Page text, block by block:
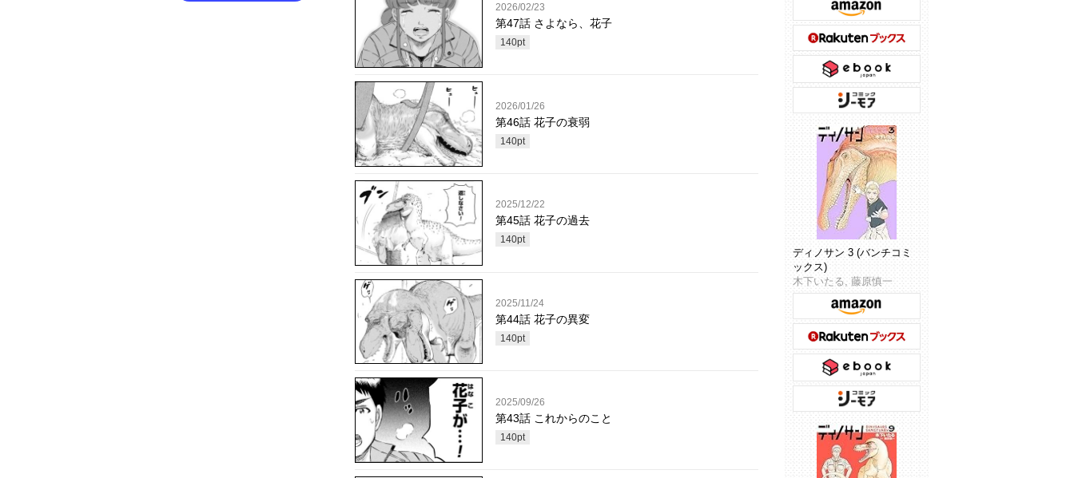
2026/02/23
第47話 さよなら、花子
140pt
2026/01/26
第46話 花子の衰弱
140pt
2025/12/22
第45話 花子の過去
140pt
2025/11/24
第44話 花子の異変
140pt
2025/09/26
第43話 これからのこと
140pt
ディノサン 3 (バンチコミ
ックス)
木下いたる, 藤原慎一